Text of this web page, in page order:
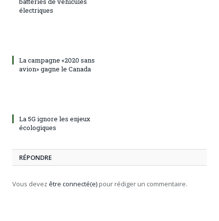
électriques
La campagne «2020 sans
avion» gagne le Canada
La 5G ignore les enjeux
écologiques
RÉPONDRE
Vous devez être connecté(e) pour rédiger un commentaire.